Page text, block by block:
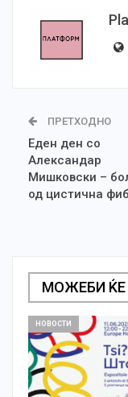
ПРЕТХОДНО
Еден ден со
Александар
Мишковски –
од цистична
МОЖЕБИ
НОВОСТИ